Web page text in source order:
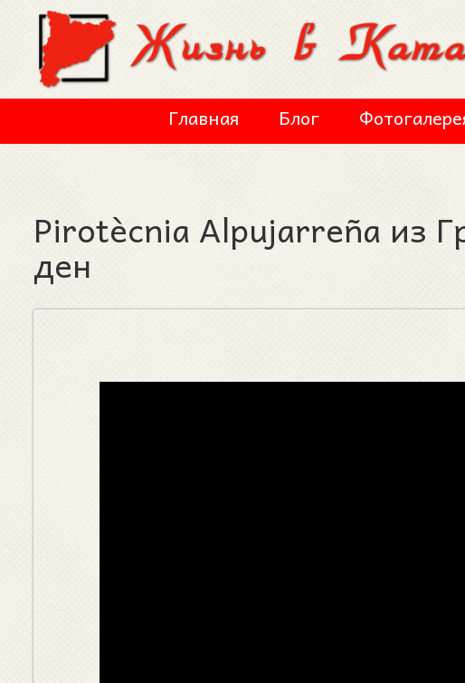
Перейти к основному содержанию
Главная Блог
Pirotècnia Alpujarreña из
ден